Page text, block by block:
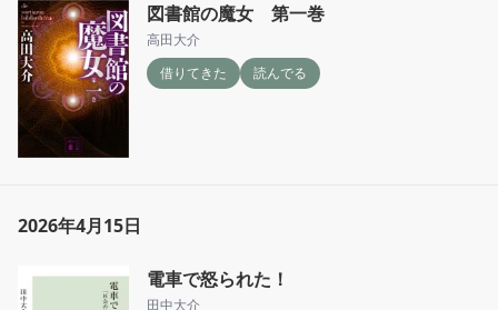
図書館の魔女 第一巻
高田大介
借りてきた
読んでる
2026年4月15日
電車で怒られた！
田中大介